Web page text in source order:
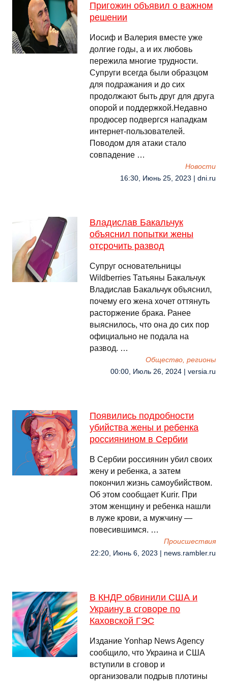
Пригожин объявил о важном
решении
Иосиф и Валерия вместе уже
долгие годы, а и их любовь
пережила многие трудности.
Супруги всегда были образцом
для подражания и до сих
продолжают быть друг для друга
опорой и поддержкой.Недавно
продюсер подвергся нападкам
интернет-пользователей.
Поводом для атаки стало
совпадение …
Новости
16:30, Июнь 25, 2023 | dni.ru
Владислав Бакальчук
объяснил попытки жены
отсрочить развод
Супруг основательницы
Wildberries Татьяны Бакальчук
Владислав Бакальчук объяснил,
почему его жена хочет оттянуть
расторжение брака. Ранее
выяснилось, что она до сих пор
официально не подала на
развод. …
Общество, регионы
00:00, Июль 26, 2024 | versia.ru
Появились подробности
убийства жены и ребенка
россиянином в Сербии
В Сербии россиянин убил своих
жену и ребенка, а затем
покончил жизнь самоубийством.
Об этом сообщает Kurir. При
этом женщину и ребенка нашли
в луже крови, а мужчину —
повесившимся. …
Происшествия
22:20, Июнь 6, 2023 | news.rambler.ru
В КНДР обвинили США и
Украину в сговоре по
Каховской ГЭС
Издание Yonhap News Agency
сообщило, что Украина и США
вступили в сговор и
организовали подрыв плотины